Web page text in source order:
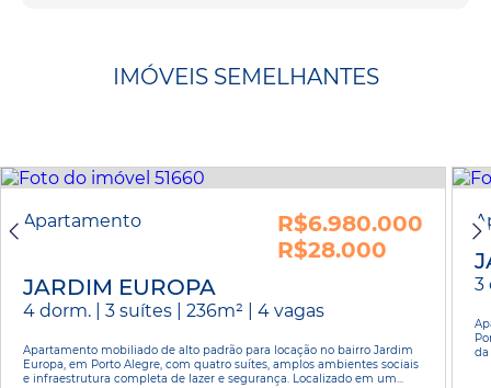
IMÓVEIS SEMELHANTES
Apartamento
R$6.980.000
R$28.000
JARDIM EUROPA
4 dorm. | 3 suítes | 236m² | 4 vagas
Apartamento mobiliado de alto padrão para locação no bairro Jardim
Europa, em Porto Alegre, com quatro suítes, amplos ambientes sociais
e infraestrutura completa de lazer e segurança. Localizado em um...
3
da